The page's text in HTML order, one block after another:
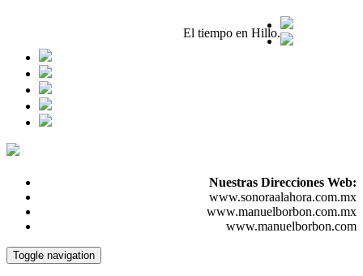
El tiempo en Hillo.
Nuestras Direcciones Web:
www.sonoraalahora.com.mx
www.manuelborbon.com.mx
www.manuelborbon.com
Toggle navigation